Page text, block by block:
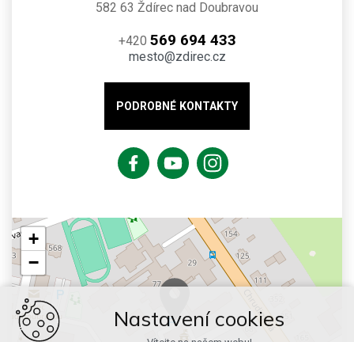
582 63 Ždírec nad Doubravou
+420 569 694 433
mesto@zdirec.cz
PODROBNÉ KONTAKTY
+
−
Nastavení cookies